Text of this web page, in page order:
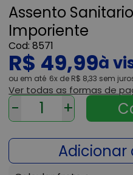
Assento
Imporiente
8571
R$ 49,99
ou 6x de R$ 8,33 sem
Ver todas as formas de
- +